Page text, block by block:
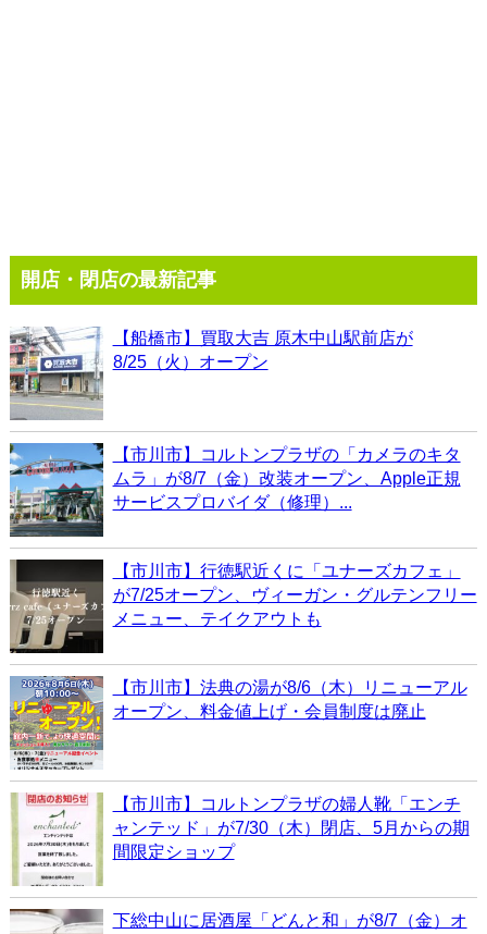
開店・閉店の最新記事
【船橋市】買取大吉 原木中山駅前店が
8/25（火）オープン
【市川市】コルトンプラザの「カメラのキタ
ムラ」が8/7（金）改装オープン、Apple正規
サービスプロバイダ（修理）...
【市川市】行徳駅近くに「ユナーズカフェ」
が7/25オープン、ヴィーガン・グルテンフリー
メニュー、テイクアウトも
【市川市】法典の湯が8/6（木）リニューアル
オープン、料金値上げ・会員制度は廃止
【市川市】コルトンプラザの婦人靴「エンチ
ャンテッド」が7/30（木）閉店、5月からの期
間限定ショップ
下総中山に居酒屋「どんと和」が8/7（金）オ